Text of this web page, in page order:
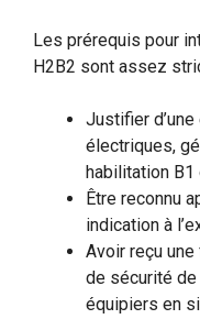
Les prérequis pour
H2B2 sont assez
Justifier
électriques,
habilitation B1
Être reconnu
indication à
Avoir reçu
de sécurité
équipiers en